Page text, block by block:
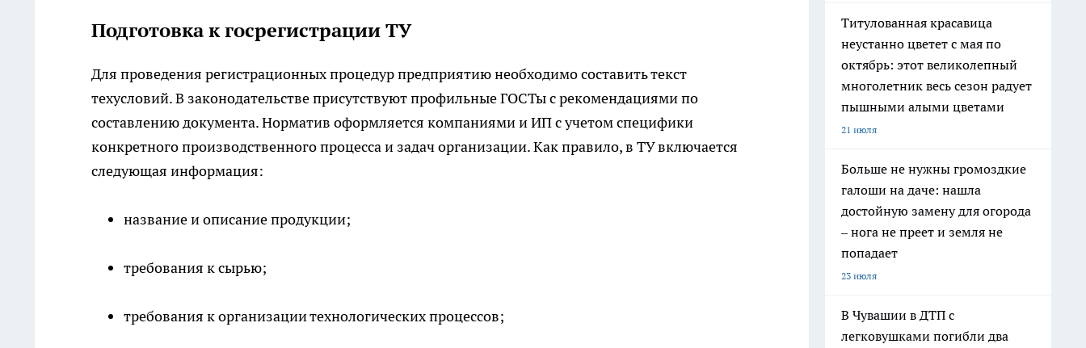
Подготовка к госрегистрации ТУ
Для проведения регистрационных процедур предприятию необходимо составить текст
техусловий. В законодательстве присутствуют профильные ГОСТы с рекомендациями по
составлению документа. Норматив оформляется компаниями и ИП с учетом специфики
конкретного производственного процесса и задач организации. Как правило, в ТУ включается
следующая информация:
название и описание продукции;
требования к сырью;
требования к организации технологических процессов;
Титулованная красавица
неустанно цветет с мая по
октябрь: этот великолепный
многолетник весь сезон радует
пышными алыми цветами
21 июля
Больше не нужны громоздкие
галоши на даче: нашла
достойную замену для огорода
– нога не преет и земля не
попадает
23 июля
В Чувашии в ДТП с
легковушками погибли два